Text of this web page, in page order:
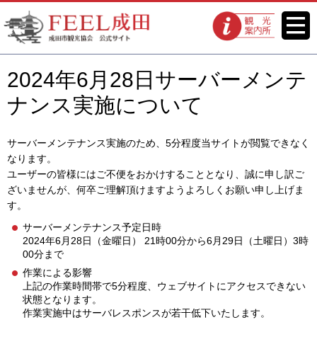
FEEL成田 成田市観光協会 公式
サイト
観光案内所
メニ
ュー
2024年6月28日サーバーメンテ
ナンス実施について
サーバーメンテナンス実施のため、5分程度当サイトが閲覧できなく
なります。
ユーザーの皆様にはご不便をおかけすることとなり、誠に申し訳ご
ざいませんが、何卒ご理解頂けますようよろしくお願い申し上げま
す。
サーバーメンテナンス予定日時
2024年6月28日（金曜日） 21時00分から6月29日（土曜日）3時
00分まで
作業による影響
上記の作業時間帯で5分程度、ウェブサイトにアクセスできない
状態となります。
作業実施中はサーバレスポンスが若干低下いたします。